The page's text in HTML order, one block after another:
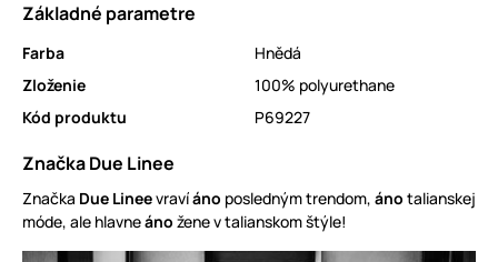
Základné parametre
Farba
Hnědá
Zloženie
100% polyurethane
Kód produktu
P69227
Značka Due Linee
Značka Due Lineevravíáno posledným trendom, áno talianskej
móde, ale hlavneáno žene v talianskom štýle!